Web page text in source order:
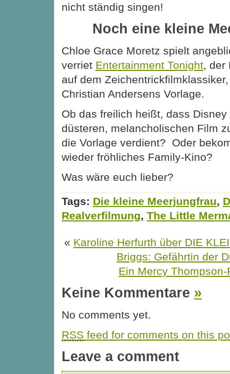
nicht ständig singen!
Noch eine kleine
Chloe Grace Moretz spielt
verriet Entertainment Tonight ,
auf dem
Christian Andersens Vorlage.
Ob das freilich heißt, dass
düsteren, melancholischen Film
die Vorlage verdient? Oder
wieder fröhliches Family-Kino?
Was wäre euch lieber?
Tags: Die kleine Meerjungfrau,
Realverfilmung, The Little
« Karoline Herfurth über DIE
Briggs: Gefährtin der
Ein Mercy Thompson-
Keine Kommentare »
No comments yet.
RSS feed for comments on this
Leave a comment